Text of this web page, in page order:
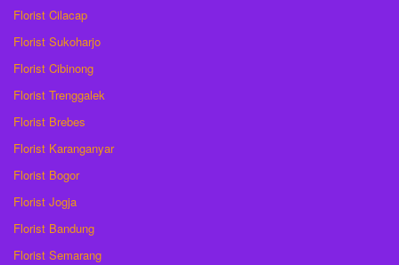
Florist Cilacap
Florist Sukoharjo
Florist Cibinong
Florist Trenggalek
Florist Brebes
Florist Karanganyar
Florist Bogor
Florist Jogja
Florist Bandung
Florist Semarang